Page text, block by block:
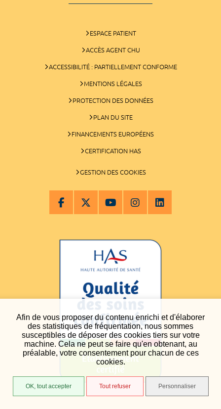
Afin de vous proposer du contenu enrichi et d'élaborer
des statistiques de fréquentation, nous sommes
susceptibles de déposer des cookies tiers sur votre
machine. Cela ne peut se faire qu'en obtenant, au
préalable, votre consentement pour chacun de ces
cookies.
OK, tout accepter Tout refuser Personnaliser
ESPACE PATIENT
ACCÈS AGENT CHU
ACCESSIBILITÉ : PARTIELLEMENT CONFORME
MENTIONS LÉGALES
PROTECTION DES DONNÉES
PLAN DU SITE
FINANCEMENTS EUROPÉENS
CERTIFICATION HAS
GESTION DES COOKIES